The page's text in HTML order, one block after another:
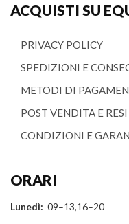
ACQUISTI SU
PRIVACY POLICY
SPEDIZIONI E
METODI DI
POST VENDITA E RESI
CONDIZIONI E
ORARI
Lunedì: 09–13,16–20